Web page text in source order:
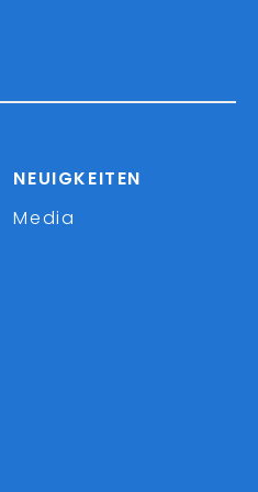
NEUIGKEITEN
Media